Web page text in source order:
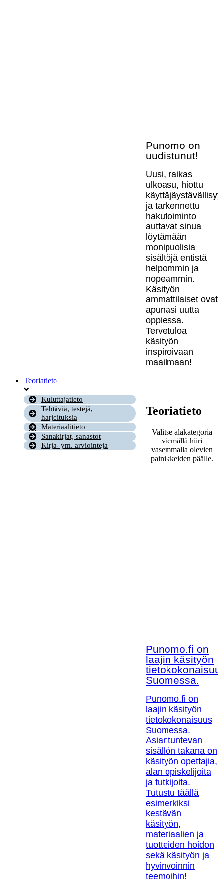
Punomo on
uudistunut!
Uusi, raikas
ulkoasu, hiottu
ja tarkennettu
hakutoiminto
auttavat sinua
löytämään
monipuolisia
sisältöjä entistä
helpommin ja
nopeammin.
Käsityön
ammattilaiset ovat
apunasi uutta
oppiessa.
Tervetuloa
käsityön
inspiroivaan
maailmaan!
Teoriatieto
Kuluttajatieto
Tehtäviä, testejä,
harjoituksia
Materiaalitieto
Sanakirjat, sanastot
Kirja- ym. arviointeja
Teoriatieto
Valitse alakategoria
viemällä hiiri
vasemmalla olevien
painikkeiden päälle.
Punomo.fi on
laajin käsityön
Suomessa.
Punomo.fi on
laajin käsityön
tietokokonaisuus
Suomessa.
Asiantuntevan
sisällön takana on
käsityön opettajia,
alan opiskelijoita
ja tutkijoita.
Tutustu täällä
esimerkiksi
kestävän
käsityön,
materiaalien ja
tuotteiden hoidon
sekä käsityön ja
hyvinvoinnin
teemoihin!